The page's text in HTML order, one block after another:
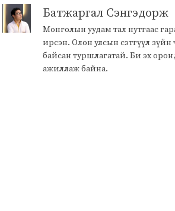
Батжаргал Сэнгэдорж
Монголын уудам тал нутгаас
ирсэн. Олон улсын сэтгүүл
байсан туршлагатай. Би эх
ажиллаж байна.